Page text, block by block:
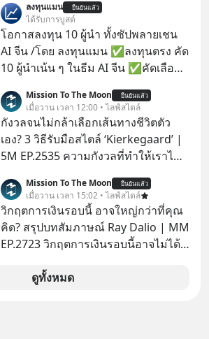
ลงทุนแมน ยืนยันแล้ว
ได้รับการบูสต์
โอกาสลงทุน 10 ผู้นำ ทั้งซัปพลายเชน
AI จีน /โดย ลงทุนแมน ✅ลงทุนตรง คัด
10 ผู้นำเน้น ๆ ในธีม AI จีน ✅คัดเลือก
เจ้าของผู้นำ AI จีน ตั้งแต่โรงงานผลิตชิป
หน่วยความจำ โมเดล AI ยันหุ่นยนต์
✅ได้การรับยกเว้นภาษี Capital Gain
ตามกฎหมายภาษีของประเทศไทย
Mission To The Moon ยืนยันแล้ว
เมื่อวาน เวลา 12:00 • ไลฟ์สไตล์
กังวลจนไม่กล้าเลือกเส้นทางชีวิตตัว
เอง? 3 วิธีรับมือสไตล์ ‘Kierkegaard’ |
5M EP.2535 ความกังวลที่ทำให้เราไม่
เรื่องใหญ่ หรือแม้แต่เรื่องสำคัญของ
ชีวิตเกิดจากการที่เรามี ‘อิสรภาพ’ และมี
ทางเลือกมากมาย ซึ่งเมื่อเทียบกับสัตว์
แล้วก็จะเห็นความแตกต่างได้ชัดว่าเรา
มากแค่ไหน แต่อิสรภาพ อำนาจ หรือ
การได้มีสิทธิเลือกนี้กลับสร้างความ
Mission To The Moon ยืนยันแล้ว
เมื่อวาน เวลา 15:02 • ไลฟ์สไตล์
วิกฤตการเงินรอบนี้ อาจใหญ่กว่าที่คุณ
คิด? สรุปบทสัมภาษณ์ Ray Dalio | MM
EP.2723 วิกฤตการเงินรอบนี้อาจไม่ได้
Dalio ชายผู้เคยทำนายวิกฤตเศรษฐกิจ
ดูทั้งหมด